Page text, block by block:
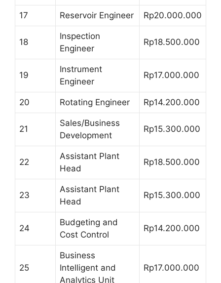
17 Reservoir Engineer Rp20.000.000
18
Inspection
Engineer
Rp18.500.000
19
Instrument
Engineer
Rp17.000.000
20 Rotating Engineer Rp14.200.000
21
Sales/Business
Development
Rp15.300.000
22
Assistant Plant
Head
Rp18.500.000
23
Assistant Plant
Head
Rp15.300.000
24
Budgeting and
Cost Control
Rp14.200.000
25
Business
Intelligent and
Analytics Unit
Rp17.000.000